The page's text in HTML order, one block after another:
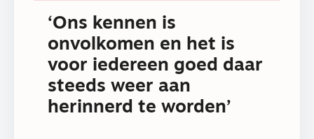
‘Ons kennen is
onvolkomen en het is
voor iedereen goed daar
steeds weer aan
herinnerd te worden’